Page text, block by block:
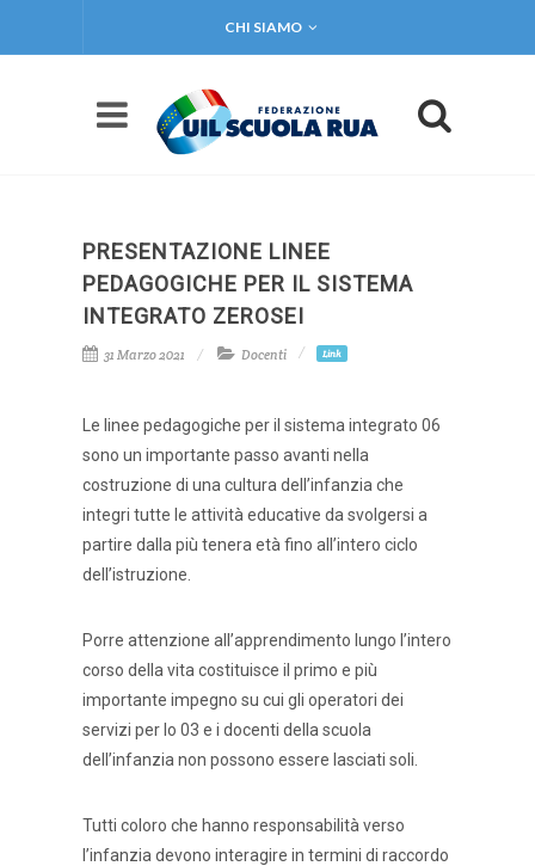
CHI SIAMO
PRESENTAZIONE LINEE
PEDAGOGICHE PER IL SISTEMA
INTEGRATO ZEROSEI
31 Marzo 2021 Docenti Link
Le linee pedagogiche per il sistema integrato 06
sono un importante passo avanti nella
costruzione di una cultura dell’infanzia che
integri tutte le attività educative da svolgersi a
partire dalla più tenera età fino all’intero ciclo
dell’istruzione.
Porre attenzione all’apprendimento lungo l’intero
corso della vita costituisce il primo e più
importante impegno su cui gli operatori dei
servizi per lo 03 e i docenti della scuola
dell’infanzia non possono essere lasciati soli.
Tutti coloro che hanno responsabilità verso
l’infanzia devono interagire in termini di raccordo